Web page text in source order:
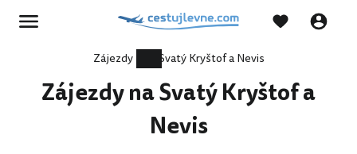
Zájezdy Svatý Kryštof a Nevis
Zájezdy na Svatý Kryštof a
Nevis